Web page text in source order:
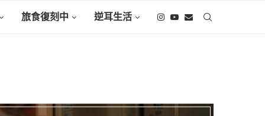
旅食復刻中 逆耳生活